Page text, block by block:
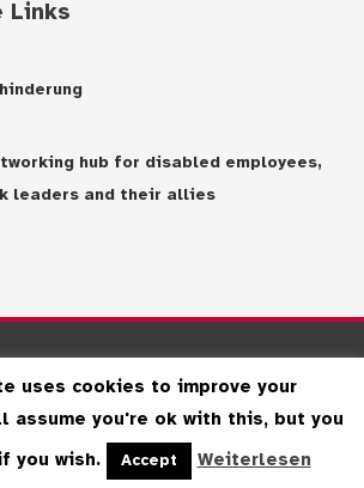
Links
hub for disabled employees,
leaders and their allies
Kontakt
uses cookies to improve your
assume you're ok with this, but you
you wish. Accept Weiterlesen